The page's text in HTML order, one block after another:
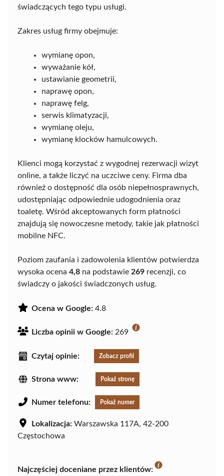
świadczących tego typu usługi.
Zakres usług firmy obejmuje:
wymianę opon,
wyważanie kół,
ustawianie geometrii,
naprawę opon,
naprawę felg,
serwis klimatyzacji,
wymianę oleju,
wymianę klocków hamulcowych.
Klienci mogą korzystać z wygodnej rezerwacji wizyt
online, a także liczyć na uczciwe ceny. Firma dba
również o dostępność dla osób niepełnosprawnych,
udostępniając odpowiednie udogodnienia oraz
toaletę. Wśród akceptowanych form płatności
znajdują się nowoczesne metody, takie jak płatności
mobilne NFC.
Poziom zaufania i zadowolenia klientów potwierdza
wysoka ocena 4,8 na podstawie 269 recenzji, co
świadczy o jakości świadczonych usług.
Ocena w Google: 4.8
Liczba opinii w Google: 269
Czytaj opinie: Zobacz profil
Strona www: Pokaż stronę
Numer telefonu: Pokaż numer
Lokalizacja: Warszawska 117A, 42-200
Częstochowa
Najczęściej doceniane przez klientów: